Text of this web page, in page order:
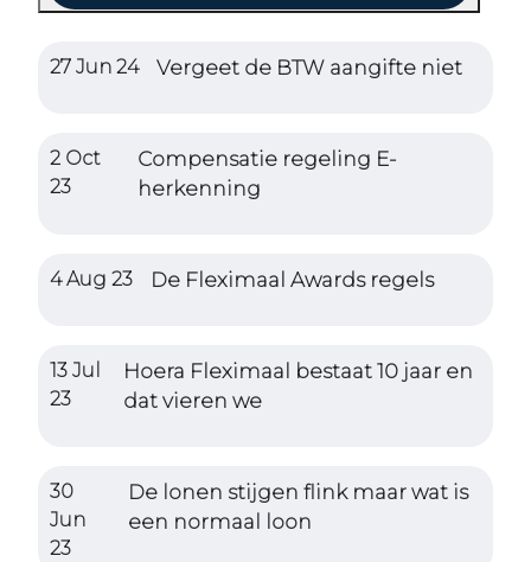
27 Jun 24 Vergeet de BTW aangifte niet
2 Oct
23
Compensatie regeling E-
herkenning
4 Aug 23 De Fleximaal Awards regels
13 Jul
23
Hoera Fleximaal bestaat 10 jaar en
dat vieren we
30
Jun
23
De lonen stijgen flink maar wat is
een normaal loon